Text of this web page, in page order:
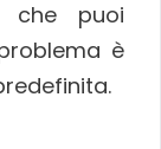
che puoi
è